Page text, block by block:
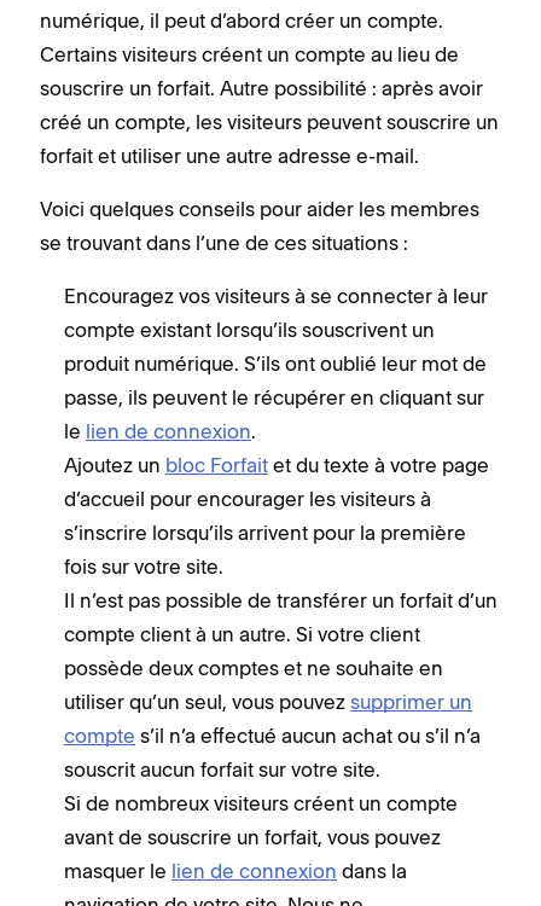
numérique, il peut d’abord créer un compte.
Certains visiteurs créent un compte au lieu de
souscrire un forfait. Autre possibilité : après avoir
créé un compte, les visiteurs peuvent souscrire un
forfait et utiliser une autre adresse e-mail.
Voici quelques conseils pour aider les membres
se trouvant dans l’une de ces situations :
Encouragez vos visiteurs à se connecter à leur
compte existant lorsqu’ils souscrivent un
produit numérique. S’ils ont oublié leur mot de
passe, ils peuvent le récupérer en cliquant sur
le lien de connexion.
Ajoutez un bloc Forfait et du texte à votre page
d’accueil pour encourager les visiteurs à
s’inscrire lorsqu’ils arrivent pour la première
fois sur votre site.
Il n’est pas possible de transférer un forfait d’un
compte client à un autre. Si votre client
possède deux comptes et ne souhaite en
utiliser qu’un seul, vous pouvez supprimer un
compte s’il n’a effectué aucun achat ou s’il n’a
souscrit aucun forfait sur votre site.
Si de nombreux visiteurs créent un compte
avant de souscrire un forfait, vous pouvez
masquer le lien de connexion dans la